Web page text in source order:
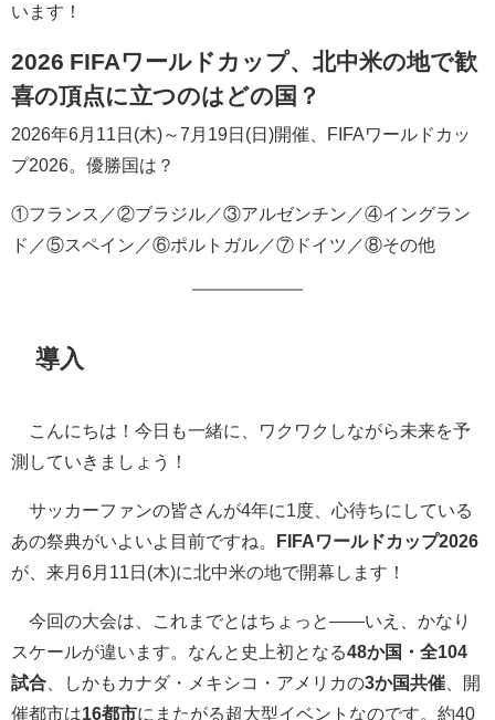
います！
2026 FIFAワールドカップ、北中米の地で歓
喜の頂点に立つのはどの国？
2026年6月11日(木)～7月19日(日)開催、FIFAワールドカッ
プ2026。優勝国は？
①フランス／②ブラジル／③アルゼンチン／④イングラン
ド／⑤スペイン／⑥ポルトガル／⑦ドイツ／⑧その他
導入
こんにちは！今日も一緒に、ワクワクしながら未来を予
測していきましょう！
サッカーファンの皆さんが4年に1度、心待ちにしている
あの祭典がいよいよ目前ですね。
FIFAワールドカップ2026
が、来月6月11日(木)に北中米の地で開幕します！
今回の大会は、これまでとはちょっと――いえ、かなり
スケールが違います。なんと史上初となる48か国・全104
試合 、しかもカナダ・メキシコ・アメリカの3か国共催 、開
催都市は16都市にまたがる超大型イベントなのです。約40